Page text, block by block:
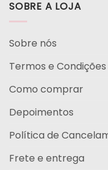
SOBRE A LOJA
Sobre nós
Termos e Condições
Como comprar
Depoimentos
Política de
Frete e entrega